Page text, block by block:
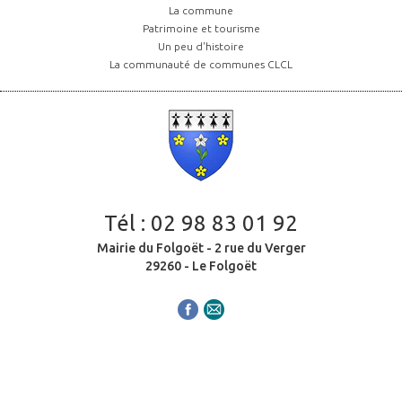
La commune
Patrimoine et tourisme
Un peu d'histoire
La communauté de communes CLCL
Tél : 02 98 83 01 92
Mairie du Folgoët - 2 rue du Verger
29260 - Le Folgoët